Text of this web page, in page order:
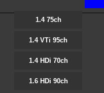
1.4 75ch
1.4 VTi 95ch
1.4 HDi 70ch
1.6 HDi 90ch